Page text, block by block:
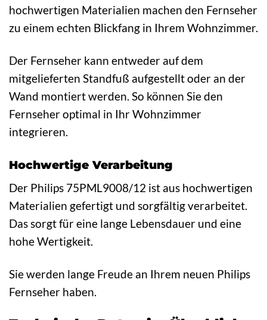
hochwertigen Materialien machen den Fernseher
zu einem echten Blickfang in Ihrem Wohnzimmer.
Der Fernseher kann entweder auf dem
mitgelieferten Standfuß aufgestellt oder an der
Wand montiert werden. So können Sie den
Fernseher optimal in Ihr Wohnzimmer
integrieren.
Hochwertige Verarbeitung
Der Philips 75PML9008/12 ist aus hochwertigen
Materialien gefertigt und sorgfältig verarbeitet.
Das sorgt für eine lange Lebensdauer und eine
hohe Wertigkeit.
Sie werden lange Freude an Ihrem neuen Philips
Fernseher haben.